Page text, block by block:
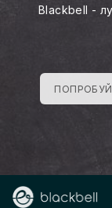
Blackbell -